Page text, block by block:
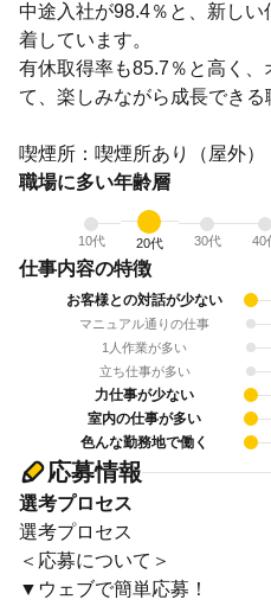
中途入社が98.4％と、新し
着しています。
有休取得率も85.7％と高く
て、楽しみながら成長できる
喫煙所：喫煙所あり（屋外）
職場に多い年齢層
10代 20代 30代 40
仕事内容の特徴
お客様との対話が少ない
マニュアル通りの仕事
1人作業が多い
立ち仕事が多い
力仕事が少ない
室内の仕事が多い
色んな勤務地で働く
応募情報
選考プロセス
選考プロセス
＜応募について＞
▼ウェブで簡単応募！